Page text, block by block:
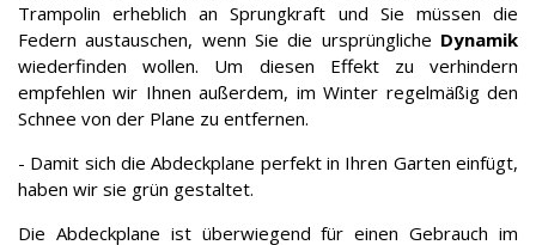
Trampolin erheblich an Sprungkraft und Sie müssen die
Federn austauschen, wenn Sie die ursprüngliche Dynamik
wiederfinden wollen. Um diesen Effekt zu verhindern
empfehlen wir Ihnen außerdem, im Winter regelmäßig den
Schnee von der Plane zu entfernen.
- Damit sich die Abdeckplane perfekt in Ihren Garten einfügt,
haben wir sie grün gestaltet.
Die Abdeckplane ist überwiegend für einen Gebrauch im